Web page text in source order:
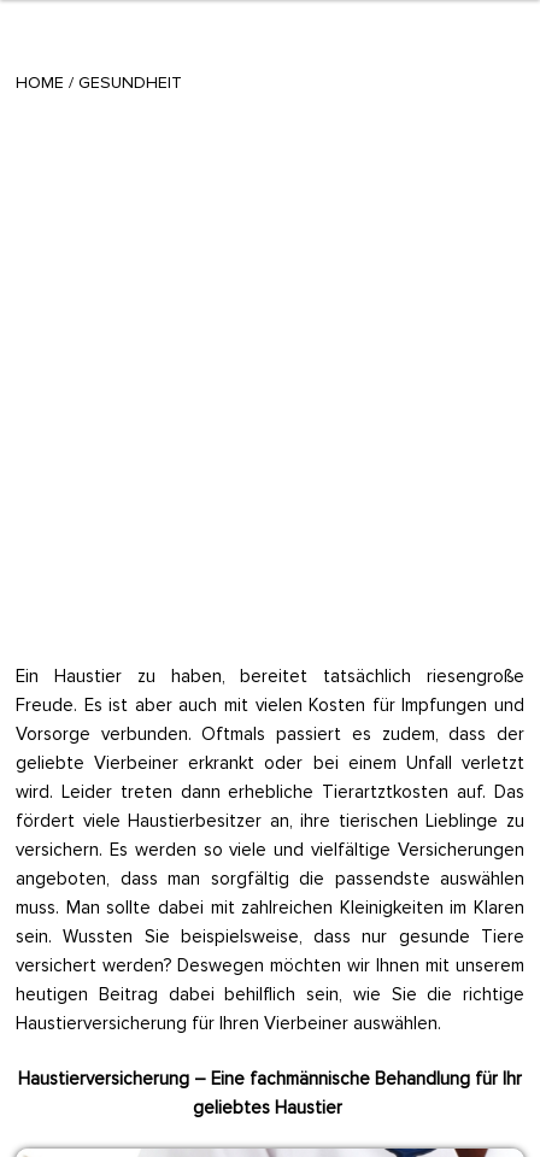
HOME / GESUNDHEIT
Ein Haustier zu haben, bereitet tatsächlich riesengroße
Freude. Es ist aber auch mit vielen Kosten für Impfungen und
Vorsorge verbunden. Oftmals passiert es zudem, dass der
geliebte Vierbeiner erkrankt oder bei einem Unfall verletzt
wird. Leider treten dann erhebliche Tierartztkosten auf. Das
fördert viele Haustierbesitzer an, ihre tierischen Lieblinge zu
versichern. Es werden so viele und vielfältige Versicherungen
angeboten, dass man sorgfältig die passendste auswählen
muss. Man sollte dabei mit zahlreichen Kleinigkeiten im Klaren
sein. Wussten Sie beispielsweise, dass nur gesunde Tiere
versichert werden? Deswegen möchten wir Ihnen mit unserem
heutigen Beitrag dabei behilflich sein, wie Sie die richtige
Haustierversicherung für Ihren Vierbeiner auswählen.
Haustierversicherung – Eine fachmännische Behandlung für Ihr
geliebtes Haustier